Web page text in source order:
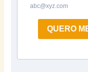
abc@xyz.com
QUERO